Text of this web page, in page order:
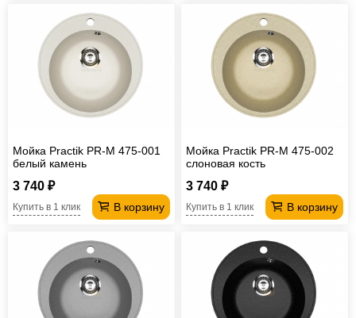
Мойка Practik PR-M 475-001
белый камень
3 740 ₽
В корзину
Купить в 1 клик
Мойка Practik PR-M 475-002
слоновая кость
3 740 ₽
В корзину
Купить в 1 клик